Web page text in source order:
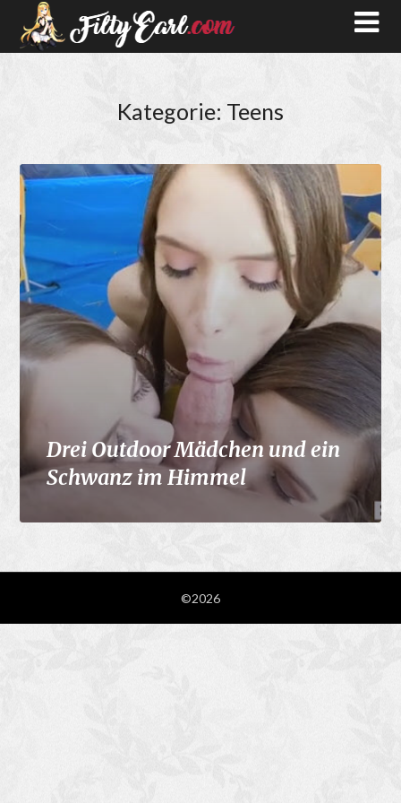
Kategorie: Teens
Drei Outdoor Mädchen und ein
Schwanz im Himmel
©2026